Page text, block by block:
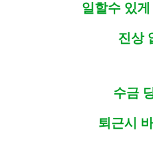
일할수 있
진상
수금
퇴근시